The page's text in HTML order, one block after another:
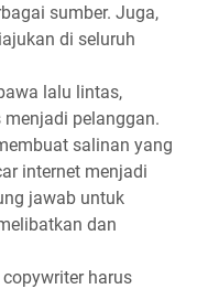
sumber. Juga,
di seluruh
lalu lintas,
pelanggan.
salinan yang
internet menjadi
jawab untuk
dan
harus